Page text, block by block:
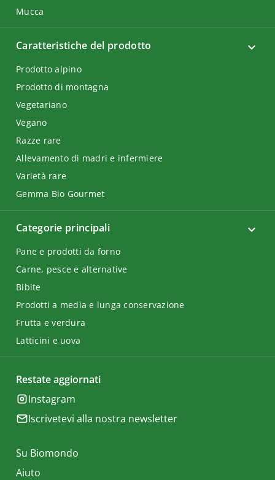
Mucca
Categorie principali
Pane e prodotti da forno
Carne, pesce e alternative
Bibite
Prodotti a media e lunga conservazione
Frutta e verdura
Latticini e uova
Caratteristiche del prodotto
Prodotto alpino
Prodotto di montagna
Vegetariano
Vegano
Razze rare
Allevamento di madri e infermiere
Varietà rare
Gemma Bio Gourmet
Restate aggiornati
Instagram
Iscrivetevi alla nostra newsletter
Su Biomondo
Aiuto